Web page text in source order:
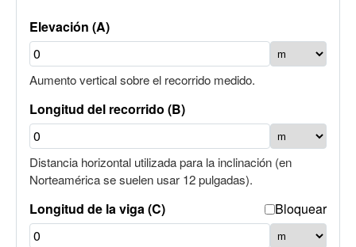
Elevación (A)
Aumento vertical sobre el recorrido medido.
Longitud del recorrido (B)
Distancia horizontal utilizada para la inclinación (en
Norteamérica se suelen usar 12 pulgadas).
Longitud de la viga (C) Bloquear